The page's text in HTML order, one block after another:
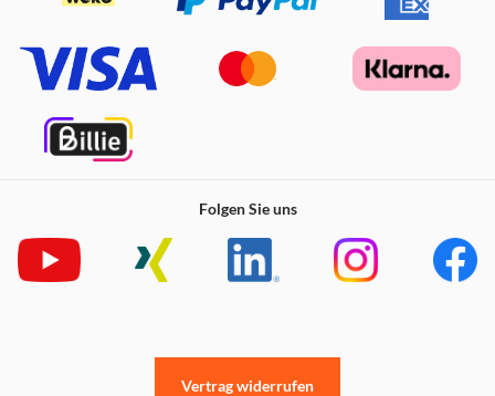
Folgen Sie uns
Vertrag widerrufen